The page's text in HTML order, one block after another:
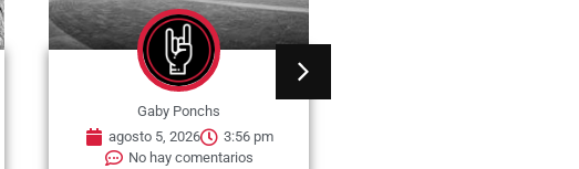
Gaby Ponchs
agosto 5, 2026
3:53 pm
No hay comentarios